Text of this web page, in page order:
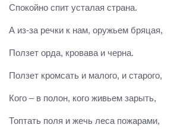
Спокойно спит усталая страна.
А из-за речки к нам, оружьем бряцая,
Ползет орда, кровава и черна.
Ползет кромсать и малого, и старого,
Кого – в полон, кого живьем зарыть,
Топтать поля и жечь леса пожарами,